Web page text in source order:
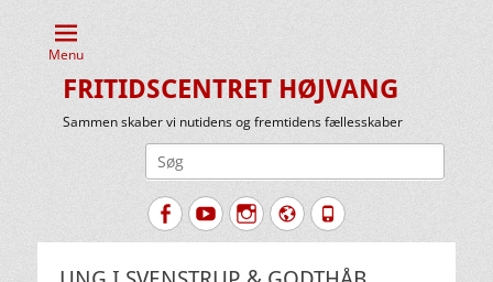
Menu
FRITIDSCENTRET HØJVANG
Sammen skaber vi nutidens og fremtidens fællesskaber
FacebookYouTubeInstagram
Website
Tlf.